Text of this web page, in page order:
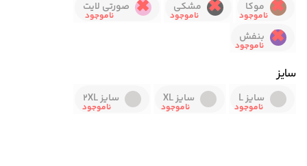
موکا
مشکی
صورتی لایت
بنفش
سایز
سایز L سایز XL سایز 2XL